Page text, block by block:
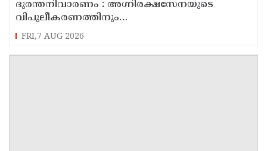
ദുരന്തനിവാരണം : അഗ്നിരക്ഷസേനയുടെ
വിപുലീകരണത്തിനും
ആധുനികവത്കരണത്തിനുമായി 64.21 കോടി
രൂപ കൂടി അനുവദിച്ചു
FRI,7 AUG 2026